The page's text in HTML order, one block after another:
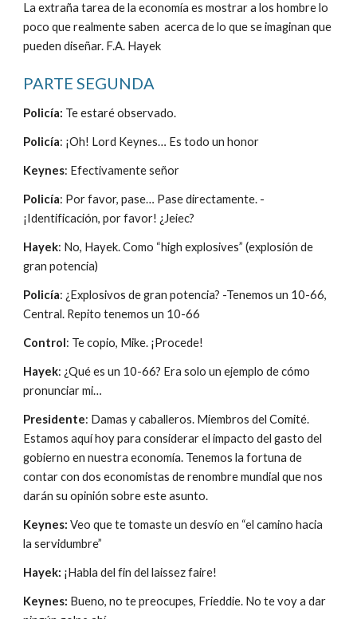
La extraña tarea de la economía es mostrar a los hombre lo
poco que realmente saben  acerca de lo que se imaginan que
pueden diseñar. F.A. Hayek
PARTE SEGUNDA
Policía: Te estaré observado.
Policía: ¡Oh! Lord Keynes… Es todo un honor
Keynes: Efectivamente señor
Policía: Por favor, pase… Pase directamente. -
¡Identificación, por favor! ¿Jeiec?
Hayek: No, Hayek. Como “high explosives” (explosión de
gran potencia)
Policía: ¿Explosivos de gran potencia? -Tenemos un 10-66,
Central. Repito tenemos un 10-66
Control: Te copio, Mike. ¡Procede!
Hayek: ¿Qué es un 10-66? Era solo un ejemplo de cómo
pronunciar mi…
Presidente: Damas y caballeros. Miembros del Comité.
Estamos aquí hoy para considerar el impacto del gasto del
gobierno en nuestra economía. Tenemos la fortuna de
contar con dos economistas de renombre mundial que nos
darán su opinión sobre este asunto.
Keynes: Veo que te tomaste un desvío en “el camino hacia
la servidumbre”
Hayek: ¡Habla del fin del laissez faire!
Keynes: Bueno, no te preocupes, Frieddie. No te voy a dar